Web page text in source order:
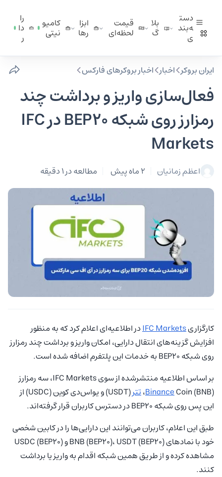
دست
ه‌بند
ی
بلا
گ
قیمت
لحظه‌ای
ابزا
ر‌ها
کامیو
نیتی
را
دا
ر
ایران بروکر اخبار اخبار بروکرهای فارکس
فعال‌سازی واریز و برداشت چند
رمزارز روی شبکه BEP20 در IFC
Markets
اعظم زمانیان 2 ماه پیش مطالعه در 1 دقیقه
کارگزاریIFC Marketsدر اطلاعیه‌ای اعلام کرد که به‌ منظور
افزایش گزینه‌های انتقال دارایی، امکان واریز و برداشت چند رمزارز
روی شبکه BEP20 به خدمات این پلتفرم اضافه شده است.
بر اساس اطلاعیه منتشرشده از سوی IFC Markets، سه رمزارز
BinanceCoin (BNB)، تتر
(USDT) و یو‌اس‌دی کوین (USDC) از
این پس روی شبکه BEP20 در دسترس کاربران قرار گرفته‌اند.
طبق این اعلام، کاربران می‌توانند این دارایی‌ها را در کابین شخصی
خود با نمادهای BNB (BEP20)، USDT (BEP20) و USDC (BEP20)
مشاهده کرده و از طریق همین شبکه اقدام به واریز یا برداشت
کنند.